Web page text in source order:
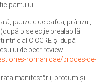
pauzele de cafea, prânzul,
o selecţie prealabilă
al CICCRE și după
de peer-review:
romanicae/proces-de-
manifestării, precum și